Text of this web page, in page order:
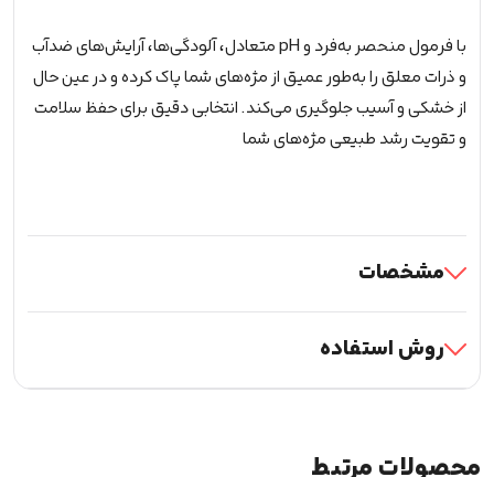
با فرمول منحصر به‌فرد و pH متعادل، آلودگی‌ها، آرایش‌های ضدآب
و ذرات معلق را به‌طور عمیق از مژه‌های شما پاک کرده و در عین حال
از خشکی و آسیب جلوگیری می‌کند. انتخابی دقیق برای حفظ سلامت
و تقویت رشد طبیعی مژه‌های شما
مشخصات
روش استفاده
محصولات مرتبط